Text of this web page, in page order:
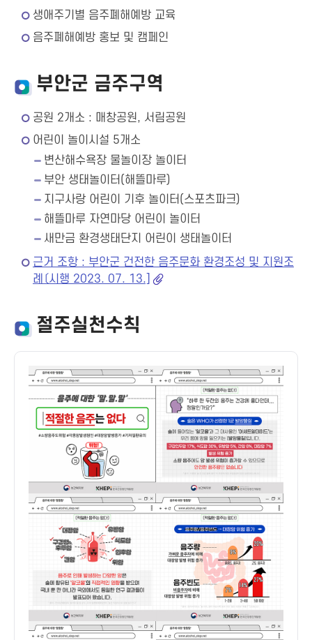
생애주기별 음주폐해예방 교육
음주폐해예방 홍보 및 캠페인
부안군 금주구역
공원 2개소 : 매창공원, 서림공원
어린이 놀이시설 5개소
변산해수욕장 물놀이장 놀이터
부안 생태놀이터(해뜰마루)
지구사랑 어린이 기후 놀이터(스포츠파크)
해뜰마루 자연마당 어린이 놀이터
새만금 환경생태단지 어린이 생태놀이터
근거 조항 : 부안군 건전한 음주문화 환경조성 및 지원조
례〔시행 2023. 07. 13.]
절주실천수칙